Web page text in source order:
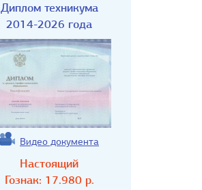
Диплом техникума
2014-2026 года
Видео документа
Настоящий
Гознак: 17.980р.